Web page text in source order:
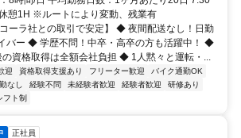
憩1H ※ルートにより変動、残業有
ーラ社との取引で安定】 ◆ 夜間配送なし！日勤
バー ◆ 学歴不問！中卒・高卒の方も活躍中！ ◆
資格取得は全額会社負担 ◆ 1人黙々と運転・...
迎 資格取得支援あり フリーター歓迎
バイク通勤OK
なし 経験不問 未経験者歓迎 経験者歓迎
研修あり
フト制
正社員